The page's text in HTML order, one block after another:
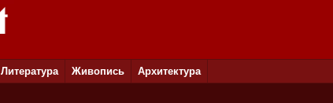
Литература Живопись Архитектура